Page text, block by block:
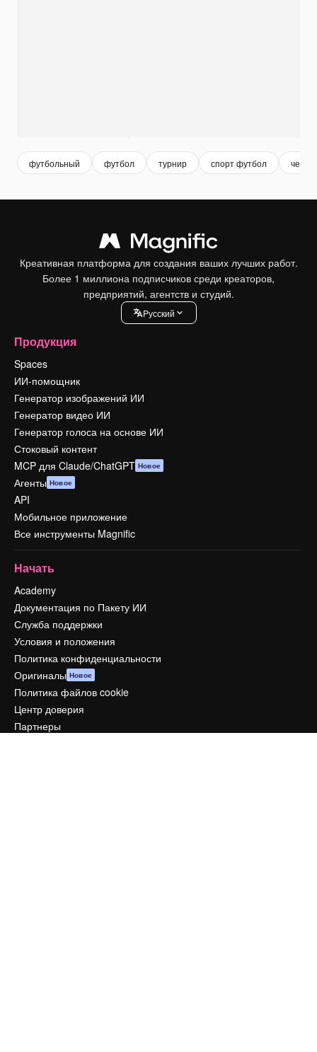
футбольный футбол турнир спорт футбол
Креативная платформа для создания ваших лучших работ.
Более 1 миллиона подписчиков среди креаторов,
предприятий, агентств и студий.
Pусский
Продукция
Spaces
ИИ-помощник
Генератор изображений ИИ
Генератор видео ИИ
Генератор голоса на основе ИИ
Стоковый контент
MCP для Claude/ChatGPT Новое
Агенты Новое
API
Мобильное приложение
Все инструменты Magnific
Начать
Academy
Документация по Пакету ИИ
Служба поддержки
Условия и положения
Политика конфиденциальности
Оригиналы Новое
Политика файлов cookie
Центр доверия
Партнеры